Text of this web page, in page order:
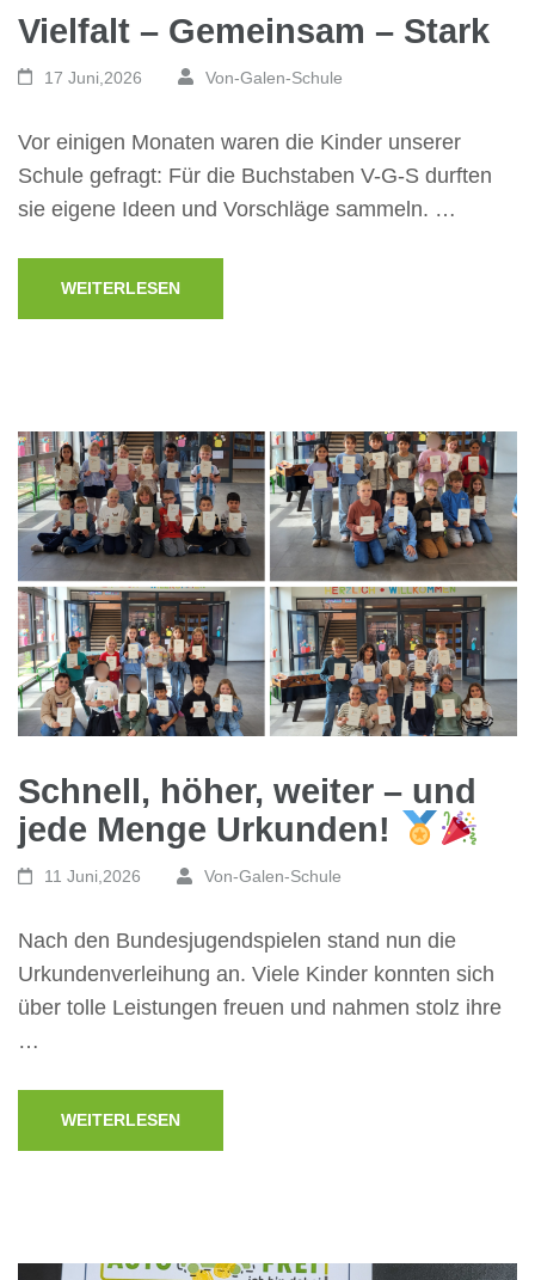
Vielfalt – Gemeinsam – Stark
17 Juni,2026 Von-Galen-Schule
Vor einigen Monaten waren die Kinder unserer
Schule gefragt: Für die Buchstaben V-G-S durften
sie eigene Ideen und Vorschläge sammeln. …
WEITERLESEN
Schnell, höher, weiter – und
jede Menge Urkunden!
11 Juni,2026 Von-Galen-Schule
Nach den Bundesjugendspielen stand nun die
Urkundenverleihung an. Viele Kinder konnten sich
über tolle Leistungen freuen und nahmen stolz ihre
…
WEITERLESEN